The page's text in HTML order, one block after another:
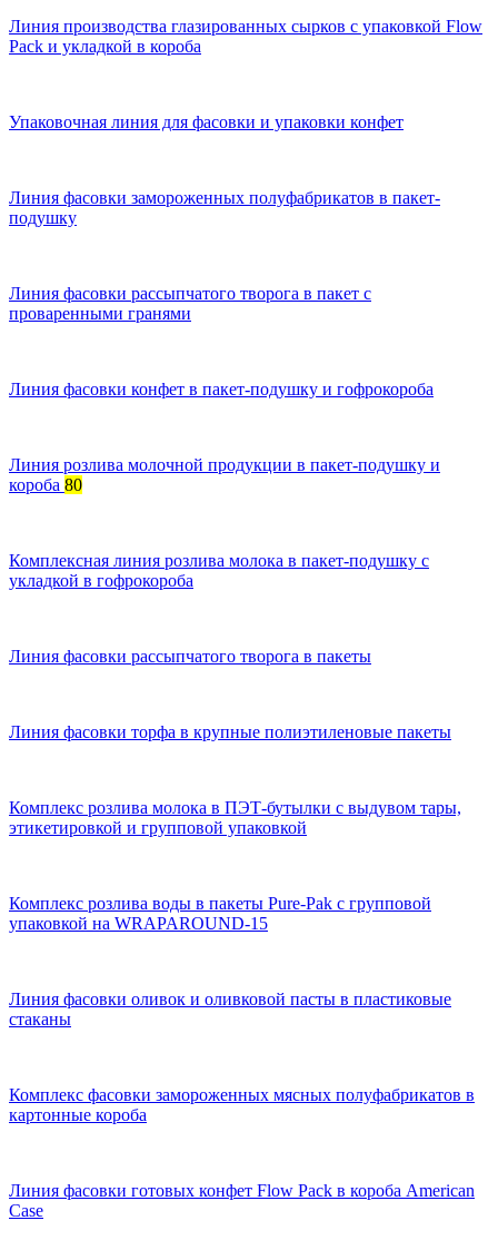
Линия производства глазированных сырков с упаковкой Flow
Pack и укладкой в короба
Упаковочная линия для фасовки и упаковки конфет
Линия фасовки замороженных полуфабрикатов в пакет-
подушку
Линия фасовки рассыпчатого творога в пакет с
проваренными гранями
Линия фасовки конфет в пакет-подушку и гофрокороба
Линия розлива молочной продукции в пакет-подушку и
короба 80
Комплексная линия розлива молока в пакет-подушку с
укладкой в гофрокороба
Линия фасовки рассыпчатого творога в пакеты
Линия фасовки торфа в крупные полиэтиленовые пакеты
Комплекс розлива молока в ПЭТ-бутылки с выдувом тары,
этикетировкой и групповой упаковкой
Комплекс розлива воды в пакеты Pure-Pak с групповой
упаковкой на WRAPAROUND-15
Линия фасовки оливок и оливковой пасты в пластиковые
стаканы
Комплекс фасовки замороженных мясных полуфабрикатов в
картонные короба
Линия фасовки готовых конфет Flow Pack в короба American
Case